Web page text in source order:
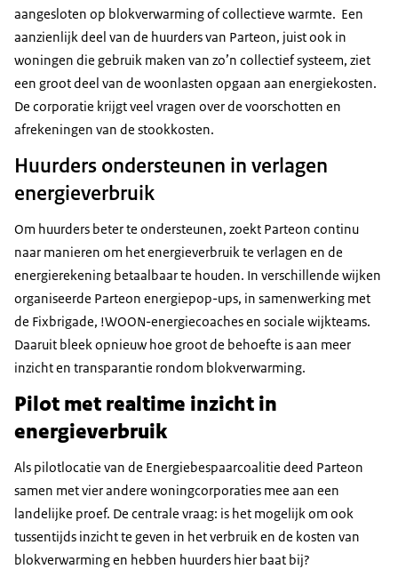
aangesloten op blokverwarming of collectieve warmte. Een
aanzienlijk deel van de huurders van Parteon, juist ook in
woningen die gebruik maken van zo’n collectief systeem, ziet
een groot deel van de woonlasten opgaan aan energiekosten.
De corporatie krijgt veel vragen over de voorschotten en
afrekeningen van de stookkosten.
Huurders ondersteunen in verlagen
energieverbruik
Om huurders beter te ondersteunen, zoekt Parteon continu
naar manieren om het energieverbruik te verlagen en de
energierekening betaalbaar te houden. In verschillende wijken
organiseerde Parteon energiepop-ups, in samenwerking met
de Fixbrigade, !WOON-energiecoaches en sociale wijkteams.
Daaruit bleek opnieuw hoe groot de behoefte is aan meer
inzicht en transparantie rondom blokverwarming.
Pilot met realtime inzicht in
energieverbruik
Als pilotlocatie van de Energiebespaarcoalitie deed Parteon
samen met vier andere woningcorporaties mee aan een
landelijke proef. De centrale vraag: is het mogelijk om ook
tussentijds inzicht te geven in het verbruik en de kosten van
blokverwarming en hebben huurders hier baat bij?